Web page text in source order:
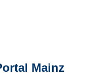
Mainz